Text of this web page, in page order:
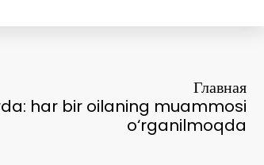
Главная
har bir oilaning muammosi
o‘rganilmoqda